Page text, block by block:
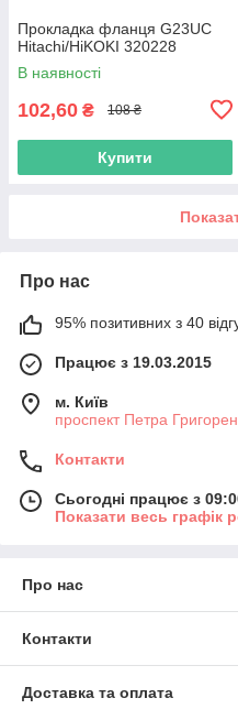
Прокладка фланця G23UC
Hitachi/HiKOKI 320228
В наявності
102,60 ₴ 108 ₴
Купити
Про нас
95% позитивних з 40
Працює з 19.03.2015
м. Київ
проспект Петра
Контакти
Сьогодні працює з
Показати весь графік
Про нас
Контакти
Доставка та оплата